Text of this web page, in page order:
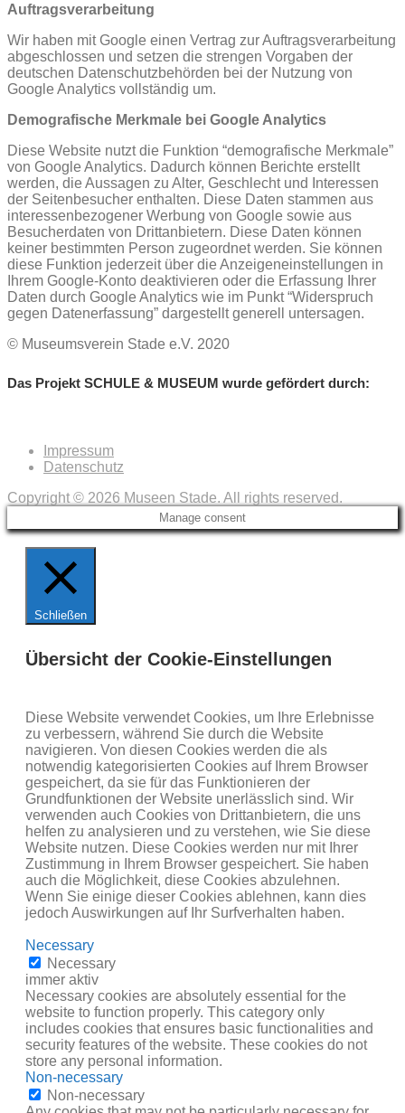
Auftragsverarbeitung
Wir haben mit Google einen Vertrag zur Auftragsverarbeitung
abgeschlossen und setzen die strengen Vorgaben der
deutschen Datenschutzbehörden bei der Nutzung von
Google Analytics vollständig um.
Demografische Merkmale bei Google Analytics
Diese Website nutzt die Funktion “demografische Merkmale”
von Google Analytics. Dadurch können Berichte erstellt
werden, die Aussagen zu Alter, Geschlecht und Interessen
der Seitenbesucher enthalten. Diese Daten stammen aus
interessenbezogener Werbung von Google sowie aus
Besucherdaten von Drittanbietern. Diese Daten können
keiner bestimmten Person zugeordnet werden. Sie können
diese Funktion jederzeit über die Anzeigeneinstellungen in
Ihrem Google-Konto deaktivieren oder die Erfassung Ihrer
Daten durch Google Analytics wie im Punkt “Widerspruch
gegen Datenerfassung” dargestellt generell untersagen.
© Museumsverein Stade e.V. 2020
Das Projekt SCHULE & MUSEUM wurde gefördert durch:
Impressum
Datenschutz
Copyright © 2026 Museen Stade. All rights reserved.
Manage consent
Schließen
Übersicht der Cookie-Einstellungen
Diese Website verwendet Cookies, um Ihre Erlebnisse
zu verbessern, während Sie durch die Website
navigieren. Von diesen Cookies werden die als
notwendig kategorisierten Cookies auf Ihrem Browser
gespeichert, da sie für das Funktionieren der
Grundfunktionen der Website unerlässlich sind. Wir
verwenden auch Cookies von Drittanbietern, die uns
helfen zu analysieren und zu verstehen, wie Sie diese
Website nutzen. Diese Cookies werden nur mit Ihrer
Zustimmung in Ihrem Browser gespeichert. Sie haben
auch die Möglichkeit, diese Cookies abzulehnen.
Wenn Sie einige dieser Cookies ablehnen, kann dies
jedoch Auswirkungen auf Ihr Surfverhalten haben.
Necessary
Necessary
immer aktiv
Necessary cookies are absolutely essential for the
website to function properly. This category only
includes cookies that ensures basic functionalities and
security features of the website. These cookies do not
store any personal information.
Non-necessary
Non-necessary